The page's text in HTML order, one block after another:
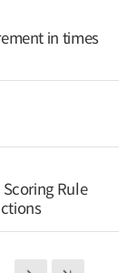
in times
Rule